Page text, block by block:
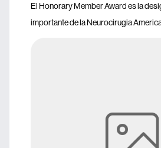
El Honorary Member Award es la
importante de la Neurocirugia